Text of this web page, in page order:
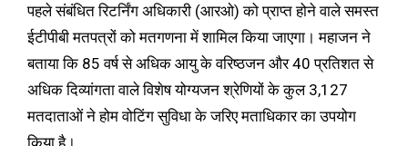
पहले संबंधित रिटर्निंग अधिकारी (आरओ) को प्राप्त होने वाले समस्त
ईटीपीबी मतपत्रों को मतगणना में शामिल किया जाएगा। महाजन ने
बताया कि 85 वर्ष से अधिक आयु के वरिष्ठजन और 40 प्रतिशत से
अधिक दिव्यांगता वाले विशेष योग्यजन श्रेणियों के कुल 3,127
मतदाताओं ने होम वोटिंग सुविधा के जरिए मताधिकार का उपयोग
किया है।